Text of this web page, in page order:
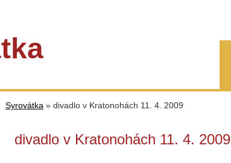
Syrovátka » divadlo v Kratonohách 11. 4. 2009
divadlo v Kratonohách 11. 4. 2009